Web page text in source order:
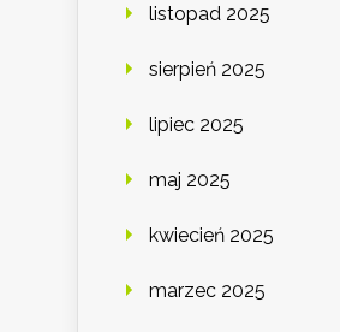
listopad 2025
sierpień 2025
lipiec 2025
maj 2025
kwiecień 2025
marzec 2025